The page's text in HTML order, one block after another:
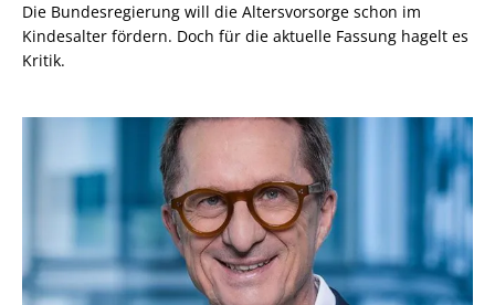
Die Bundesregierung will die Altersvorsorge schon im
Kindesalter fördern. Doch für die aktuelle Fassung hagelt es
Kritik.